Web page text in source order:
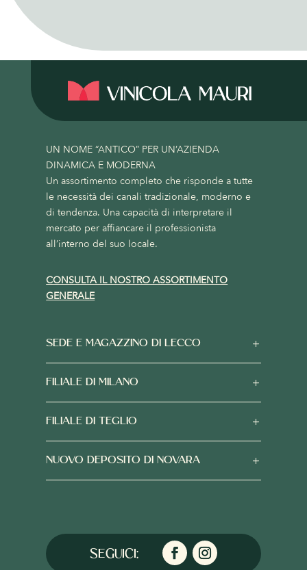
UN NOME “ANTICO” PER UN’AZIENDA
DINAMICA E MODERNA
Un assortimento completo che risponde a tutte
le necessità dei canali tradizionale, moderno e
di tendenza. Una capacità di interpretare il
mercato per affiancare il professionista
all’interno del suo locale.
CONSULTA IL NOSTRO ASSORTIMENTO
GENERALE
SEDE E MAGAZZINO DI LECCO
FILIALE DI MILANO
FILIALE DI TEGLIO
NUOVO DEPOSITO DI NOVARA